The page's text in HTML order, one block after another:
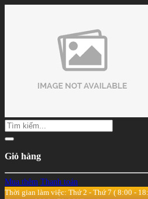
Giỏ hàng
Mua thêm Thanh toán
Thời gian làm việc: Thứ 2 - Thứ 7 ( 8:00 -